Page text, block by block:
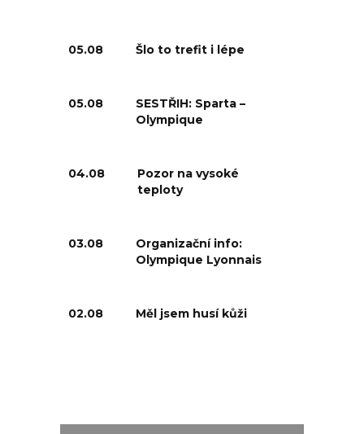
05.08 Šlo to trefit i lépe
05.08
SESTŘIH: Sparta –
Olympique
04.08
Pozor na vysoké
teploty
03.08
Organizační info:
Olympique Lyonnais
02.08 Měl jsem husí kůži